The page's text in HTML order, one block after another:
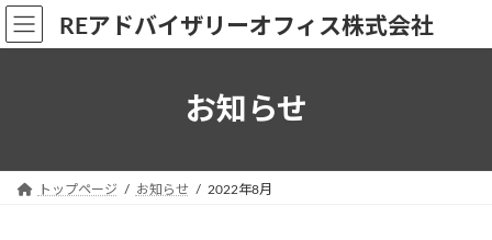
コ
ン
キ
ナ
ビ
に
REアドバイザリーオフィス株式会社
お知らせ
トップページ お知らせ 2022年8月